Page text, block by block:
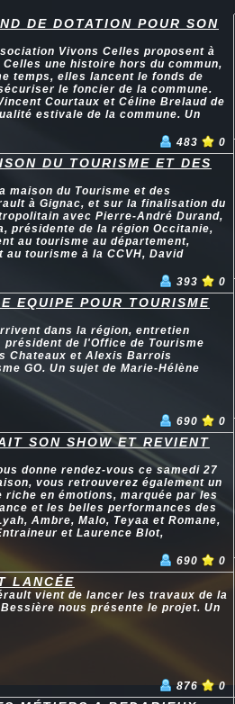
DE DOTATION POUR SON
Vivons Celles proposent à
une histoire hors du commun,
temps, elles lancent le fonds de
le foncier de la commune.
Courtaux et Céline Brelaud de
estivale de la commune. Un
483
0
DU TOURISME ET DES
maison du Tourisme et des
à Gignac, et sur la finalisation du
avec Pierre-André Durand,
présidente de la région Occitanie,
au tourisme au département,
tourisme à la CCVH, David
393
0
EQUIPE POUR TOURISME
dans la région, entretien
de l'Office de Tourisme
Chateaux et Alexis Barrois
GO. Un sujet de Marie-Hélène
690 0
SON SHOW ET REVIENT
donne rendez-vous ce samedi 27
vous retrouverez également un
en émotions, marquée par les
et les belles performances des
Ambre, Malo, Teyaa et Romane,
et Laurence Blot,
690
0
LANCÉE
vient de lancer les travaux de la
nous présente le projet. Un
876 0